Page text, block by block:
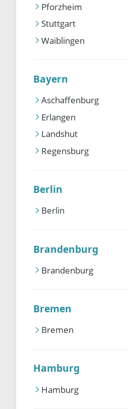
Pforzheim
Stuttgart
Waiblingen
Bayern
Aschaffenburg
Erlangen
Landshut
Regensburg
Berlin
Berlin
Brandenburg
Brandenburg
Bremen
Bremen
Hamburg
Hamburg